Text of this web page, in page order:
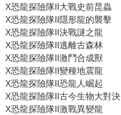
X恐龍探險隊II大戰史前昆蟲
X恐龍探險隊II隱形龍的襲擊
X恐龍探險隊II決戰謎之龍
X恐龍探險隊II逃離古森林
X恐龍探險隊II激鬥合成獸
X恐龍探險隊II變種地震龍
X恐龍探險隊II恐龍人崛起
X恐龍探險隊II古今生物大對決
X恐龍探險隊II激戰異變龍